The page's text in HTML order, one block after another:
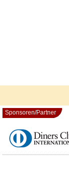
Sponsoren/Partner